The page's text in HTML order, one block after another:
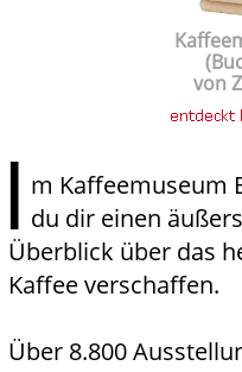
von
I m Kaffeemuseum
du dir einen
Überblick über das
Kaffee verschaffen.
Über 8.800